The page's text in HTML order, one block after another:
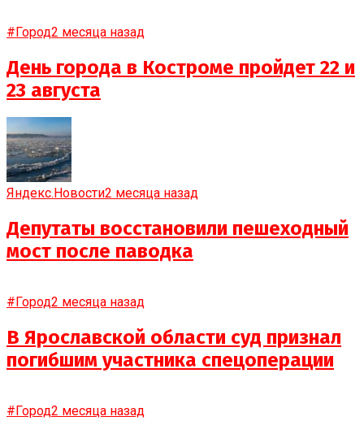
#Город2 месяца назад
День города в Костроме пройдет 22 и
23 августа
Яндекс.Новости2 месяца назад
Депутаты восстановили пешеходный
мост после паводка
#Город2 месяца назад
В Ярославской области суд признал
погибшим участника спецоперации
#Город2 месяца назад